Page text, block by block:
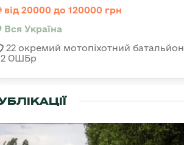
від 20000 до 120000 грн
Вся Україна
22 окремий мотопіхотний батальйон
ОШБр